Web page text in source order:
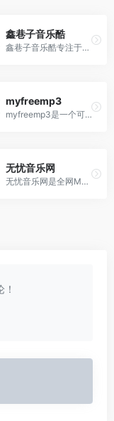
鑫巷子音乐酷
鑫巷子音乐酷专注于无损音乐分享下载，免费为音乐爱好者提供下载WAV音乐，MP3音乐，FLAC音乐，无损音乐，车载音乐，高清无水印mv，车载MP4音乐，AVI超清MV视频，汽车avi影音下载。
myfreemp3
myfreemp3是一个可以让我们大家免费在线听想听的音乐网站，支持手机端电脑端直接在线搜索歌曲进行播放，并且支持音乐下载到本地播放。
无忧音乐网
无忧音乐网是全网MP3歌曲免费下载，千万曲库免费下载网站，收录了网上最新歌曲和流行音乐，网络歌曲，好听的歌，非主流音乐，经典老歌，搞笑歌曲，儿童歌曲，英文歌曲等，是您寻找好听的歌首选网站。